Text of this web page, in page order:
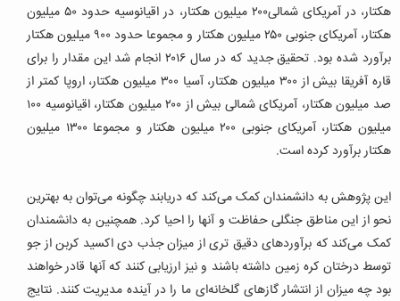
هکتار، در آمریکای شمالی۲۰۰ میلیون هکتار، در اقیانوسیه حدود ۵۰ میلیون
هکتار، آمریکای جنوبی ۲۵۰ میلیون هکتار و مجموعا حدود ۹۰۰ میلیون هکتار
برآورد شده بود. تحقیق جدید که در سال ۲۰۱۶ انجام شد این مقدار را برای
قاره آفریقا بیش از ۳۰۰ میلیون هکتار، آسیا ۳۰۰ میلیون هکتار، اروپا کمتر از
صد میلیون هکتار، آمریکای شمالی بیش از ۲۰۰ میلیون هکتار، اقیانوسیه ۱۰۰
میلیون هکتار، آمریکای جنوبی ۲۰۰ میلیون هکتار و مجموعا ۱۳۰۰ میلیون
هکتار برآورد کرده است.
این پژوهش به دانشمندان کمک می‌کند که دریابند چگونه می‌توان به بهترین
نحو از این مناطق جنگلی حفاظت و آنها را احیا کرد. همچنین به دانشمندان
کمک می‌کند که برآوردهای دقیق تری از میزان جذب دی اکسید کربن از جو
توسط درختان کره زمین داشته باشند و نیز ارزیابی کنند که آنها قادر خواهند
بود چه میزان از انتشار گازهای گلخانه‌ای ما را در آینده مدیریت کنند. نتایج